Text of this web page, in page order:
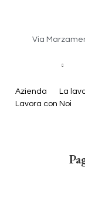
Via
Azienda La
Lavora con Noi